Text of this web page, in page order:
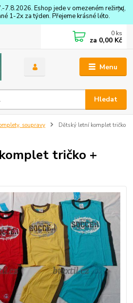
7.8.2026. Eshop jede v omezeném režimu,
1-2x za týden. Přejeme krásné léto.
Menu
Hledat
0 ks
za 0,00 Kč
soupravy
Dětský letní komplet tričko
tričko +